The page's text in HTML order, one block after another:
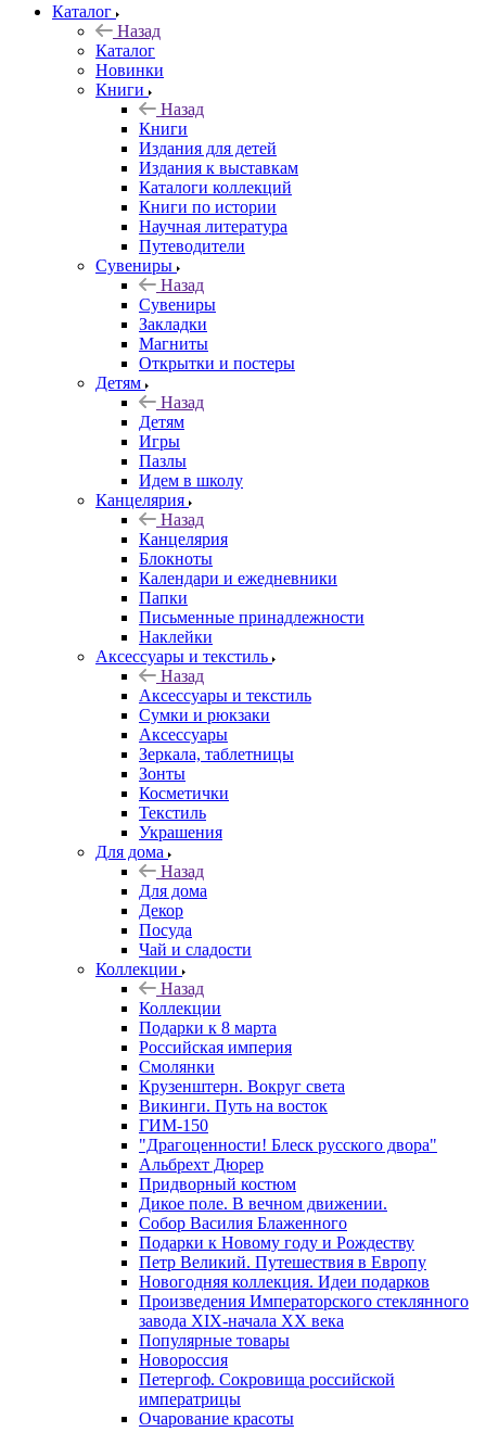
Каталог
Назад
Каталог
Новинки
Книги
Назад
Книги
Издания для детей
Издания к выставкам
Каталоги коллекций
Книги по истории
Научная литература
Путеводители
Сувениры
Назад
Сувениры
Закладки
Магниты
Открытки и постеры
Детям
Назад
Детям
Игры
Пазлы
Идем в школу
Канцелярия
Назад
Канцелярия
Блокноты
Календари и ежедневники
Папки
Письменные принадлежности
Наклейки
Аксессуары и текстиль
Назад
Аксессуары и текстиль
Сумки и рюкзаки
Аксессуары
Зеркала, таблетницы
Зонты
Косметички
Текстиль
Украшения
Для дома
Назад
Для дома
Декор
Посуда
Чай и сладости
Коллекции
Назад
Коллекции
Подарки к 8 марта
Российская империя
Смолянки
Крузенштерн. Вокруг света
Викинги. Путь на восток
ГИМ-150
"Драгоценности! Блеск русского двора"
Альбрехт Дюрер
Придворный костюм
Дикое поле. В вечном движении.
Собор Василия Блаженного
Подарки к Новому году и Рождеству
Петр Великий. Путешествия в Европу
Новогодняя коллекция. Идеи подарков
Произведения Императорского стеклянного
завода XIX-начала XX века
Популярные товары
Новороссия
Петергоф. Сокровища российской
императрицы
Очарование красоты